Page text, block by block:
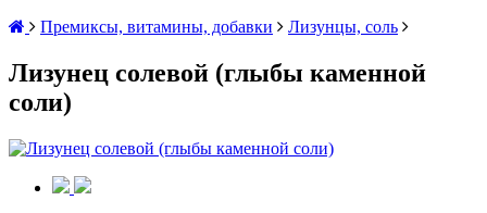
Премиксы, витамины, добавки
Лизунцы, соль
Лизунец солевой (глыбы каменной
соли)